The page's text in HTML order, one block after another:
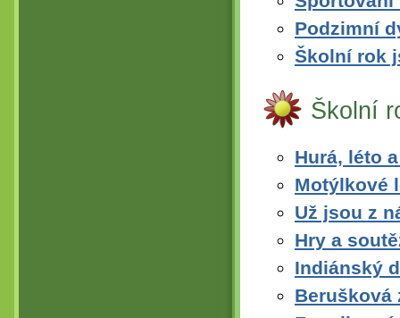
Podzimní
Školní rok
Školní
Hurá, léto
Motýlkové
Už jsou z
Hry a
Indiánský
Berušková